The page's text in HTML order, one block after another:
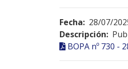
Fecha: 28/07/
Descripción:
BOPA nº 730 -